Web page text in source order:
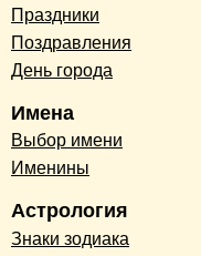
Праздники
Поздравления
День города
Имена
Выбор имени
Именины
Астрология
Знаки зодиака